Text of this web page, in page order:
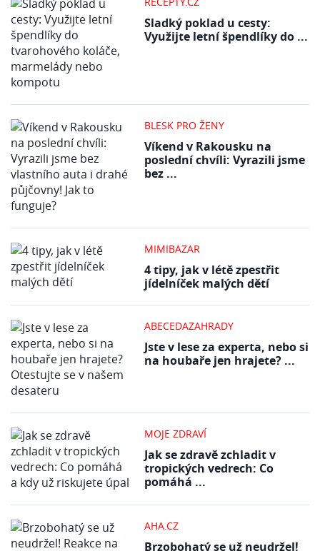
Sladký poklad u cesty:
Využijte letní špendlíky do ...
BLESK PRO ŽENY
Víkend v Rakousku na
poslední chvíli: Vyrazili jsme
bez ...
MIMIBAZAR
4 tipy, jak v létě zpestřit
jídelníček malých dětí
ABECEDAZAHRADY
Jste v lese za experta, nebo si
na houbaře jen hrajete? ...
MOJE ZDRAVÍ
Jak se zdravě zchladit v
tropických vedrech: Co
pomáhá ...
AHA.CZ
Brzobohatý se už neudržel!